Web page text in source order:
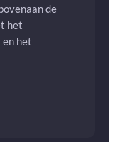
de
het
het